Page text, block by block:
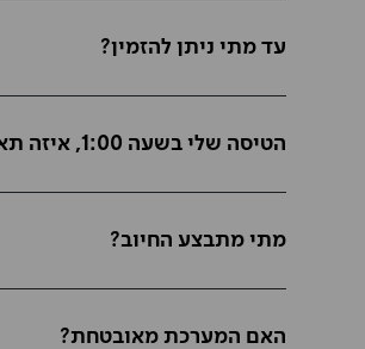
עד מתי ניתן להזמין?
הטיסה שלי בשעה 1:00, איזה תאריך לבחור?
מתי מתבצע החיוב?
האם המערכת מאובטחת?